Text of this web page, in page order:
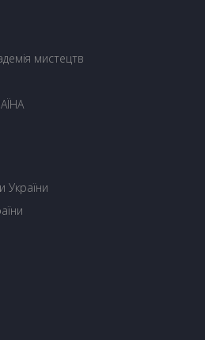
мистецтв
України